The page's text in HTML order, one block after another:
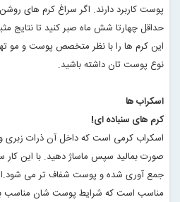
پوست کاربرد دارند. اگر سراغ کرم های
حداقل چهارتا شش ماه صبر کنید تا نتایج
این کرم ها را با نظر متخصص پوست و مو
نوع پوست تان داشته باشید.
اسکراب ها
کرم های سنباده ای!
اسکراب کرمی است که داخل آن ذرات زبری
صورت بمالید سپس ماساژ دهید. با این
جمع آوری شده و پوست شفاف تر می
مناسب است که شرایط پوست شان مناسب